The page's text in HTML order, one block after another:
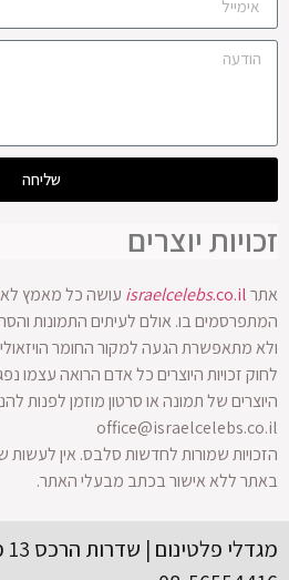
שליחה
יוצרים
israelcelebs.co.il
עושה כל מאמץ לאתר
בו. אולם לעיתים התמונות
זכויות היוצרים כל אדם הרואה עצמו נפגע
של תמונה או סרטון מוזמן לפנות
שמורות לחדשות סלבס. אין לעשות
ללא אישור בכתב מבעלי האתר.